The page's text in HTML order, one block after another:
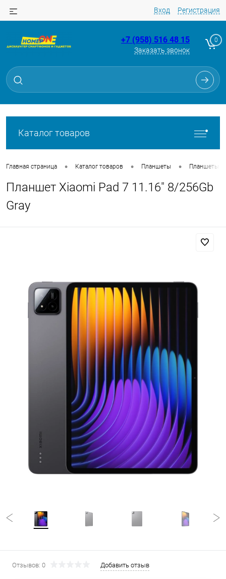
Вход Регистрация
+7 (958) 516 48 15
Заказать звонок
0
Каталог товаров
Главная страница • Каталог товаров • Планшеты • Планшеты
Планшет Xiaomi Pad 7 11.16" 8/256Gb
Gray
Отзывов: 0 Добавить отзыв
Для клиентов всех банков
Разбейте
без переплат
Сегодня
Оплачивайте сегодня только
25% картой любого банка
Получайте товар
выбранный способом
Оставшиеся 75
% будут
списываться
с вашей карты
каждые 2 недели
Подробнее
об оплате Плайтом
25
Остались вопросы?
8 800 302-02-51